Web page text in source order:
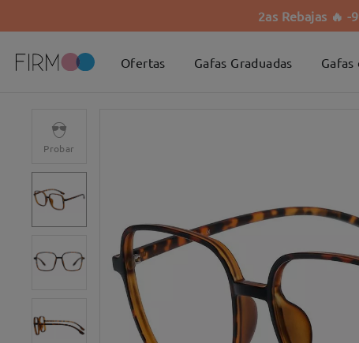
2as Rebajas 🔥
Ofertas Gafas Graduadas Gafas
Probar